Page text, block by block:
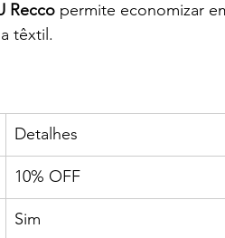
Recco permite economizar
têxtil.
Detalhes
10% OFF
Sim